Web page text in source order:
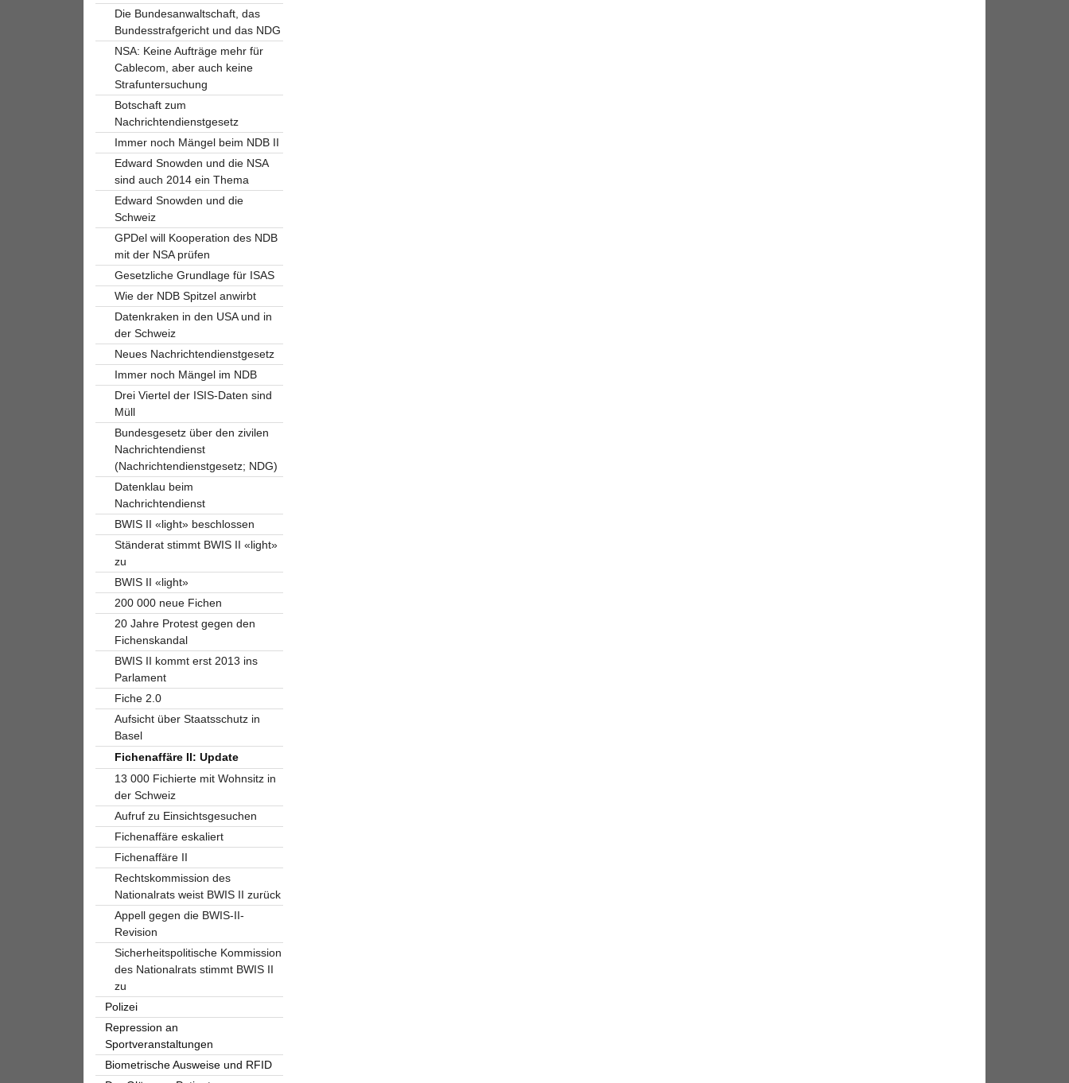
Die Bundesanwaltschaft, das
Bundesstrafgericht und das NDG
NSA: Keine Aufträge mehr für
Cablecom, aber auch keine
Strafuntersuchung
Botschaft zum
Nachrichtendienstgesetz
Immer noch Mängel beim NDB II
Edward Snowden und die NSA
sind auch 2014 ein Thema
Edward Snowden und die
Schweiz
GPDel will Kooperation des NDB
mit der NSA prüfen
Gesetzliche Grundlage für ISAS
Wie der NDB Spitzel anwirbt
Datenkraken in den USA und in
der Schweiz
Neues Nachrichtendienstgesetz
Immer noch Mängel im NDB
Drei Viertel der ISIS-Daten sind
Müll
Bundesgesetz über den zivilen
Nachrichtendienst
(Nachrichtendienstgesetz; NDG)
Datenklau beim
Nachrichtendienst
BWIS II «light» beschlossen
Ständerat stimmt BWIS II «light»
zu
BWIS II «light»
200 000 neue Fichen
20 Jahre Protest gegen den
Fichenskandal
BWIS II kommt erst 2013 ins
Parlament
Fiche 2.0
Aufsicht über Staatsschutz in
Basel
Fichenaffäre II: Update
13 000 Fichierte mit Wohnsitz in
der Schweiz
Aufruf zu Einsichtsgesuchen
Fichenaffäre eskaliert
Fichenaffäre II
Rechtskommission des
Nationalrats weist BWIS II zurück
Appell gegen die BWIS-II-
Revision
Sicherheitspolitische Kommission
des Nationalrats stimmt BWIS II
zu
Polizei
Repression an
Sportveranstaltungen
Biometrische Ausweise und RFID